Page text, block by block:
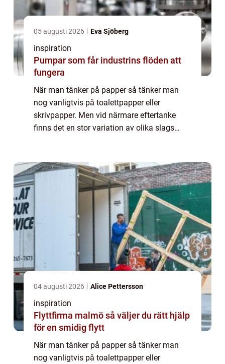
05 augusti 2026 Eva Sjöberg
inspiration
Pumpar som får industrins flöden att
fungera
När man tänker på papper så tänker man
nog vanligtvis på toalettpapper eller
skrivpapper. Men vid närmare eftertanke
finns det en stor variation av olika slags
04 augusti 2026 Alice Pettersson
inspiration
Flyttfirma malmö så väljer du rätt hjälp
för en smidig flytt
När man tänker på papper så tänker man
nog vanligtvis på toalettpapper eller